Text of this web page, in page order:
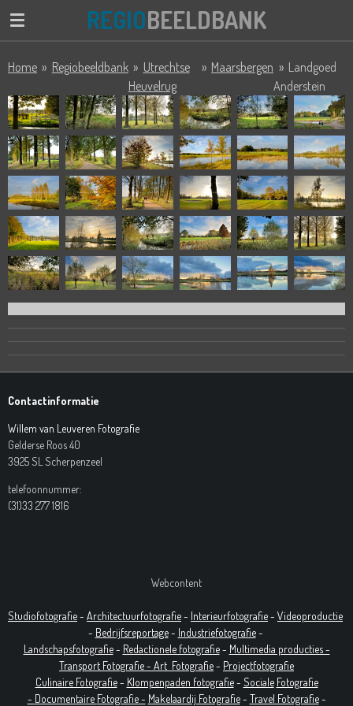
Ga
de
REGIOBEELDBANK
Home » Regiobeeldbank » Utrechtse
Heuvelrug
» Maarsbergen » Landgoed
Anderstein
Contactinformatie
Willem van Leuveren Fotografie
Gelderse Roos 40
3925 SL Scherpenzeel
telefoonnummer:
(31)33 277 1816
Webcontent
Studiofotografie- Architectuurfotografie- Interieurfotografie- Videoproductie
- Bedrijfsreportage- Industriefotografie-
Landschapsfotografie- Redactionele fotografie- Multimedia producties -
Transport Fotografie - Art Fotografie- Projectfotografie
Culinaire Fotografie- Klompenpaden fotografie- Sociale Fotografie
- Documentaire Fotografie- Makelaardij Fotografie- Travel Fotografie-